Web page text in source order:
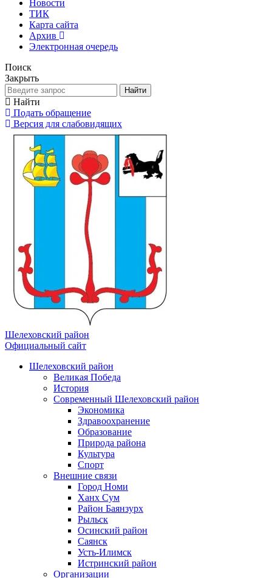
Новости
ТИК
Карта сайта
Архив
Электронная очередь
Поиск
Закрыть
Найти
Найти
Подать обращение
Версия для слабовидящих
Шелеховский район
Официальный сайт
Шелеховский район
Великая Победа
История
Современный Шелеховский район
Экономика
Здравоохранение
Образование
Природа района
Культура
Спорт
Внешние связи
Город Номи
Ханх Сум
Район Баянзурх
Рыльск
Осинский район
Саянск
Усть-Илимск
Истринский район
Организации